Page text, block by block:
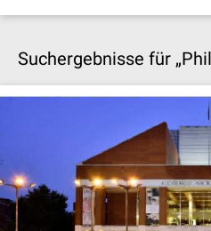
Suchergebnisse für